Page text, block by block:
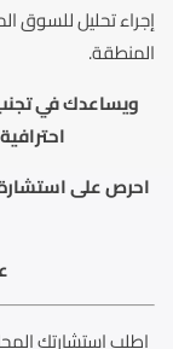
إجراء تحليل للسوق
المنطقة.
ويساعدك في
احرص على استشارة
اطلب استشارتك